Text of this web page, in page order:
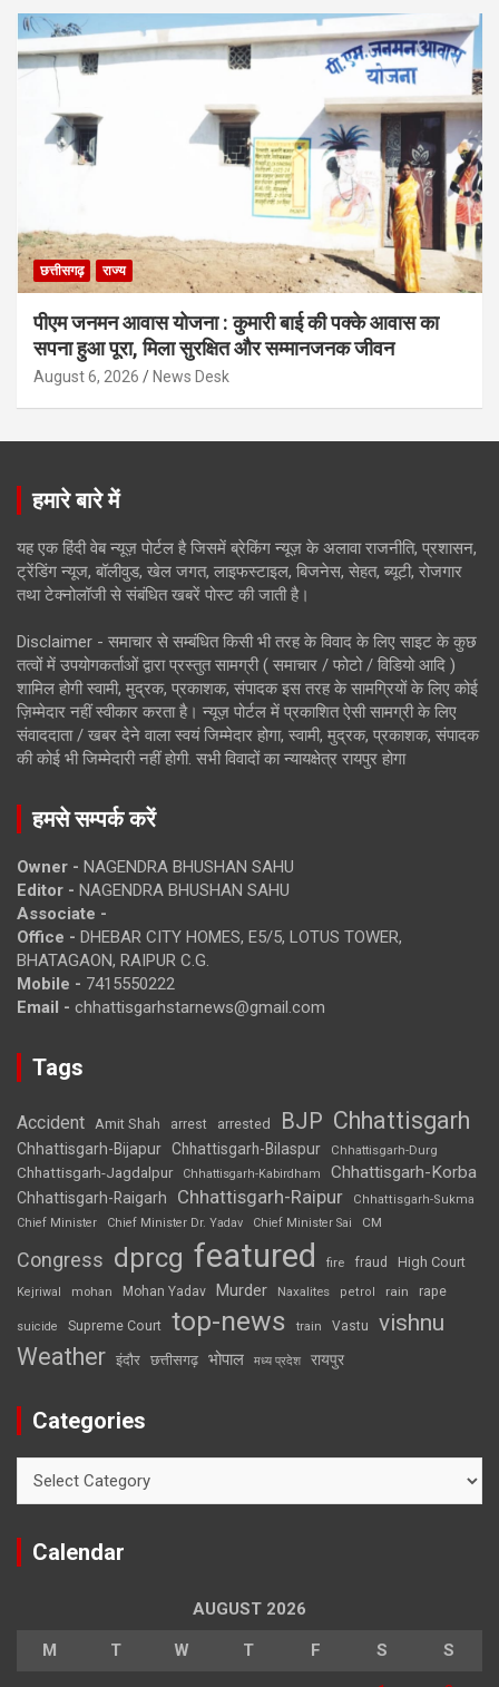
छत्तीसगढ़ राज्य
पीएम जनमन आवास योजना : कुमारी बाई की पक्के आवास का
सपना हुआ पूरा, मिला सुरक्षित और सम्मानजनक जीवन
August 6, 2026 News Desk
हमारे बारे में
यह एक हिंदी वेब न्यूज़ पोर्टल है जिसमें ब्रेकिंग न्यूज़ के अलावा राजनीति, प्रशासन,
ट्रेंडिंग न्यूज, बॉलीवुड, खेल जगत, लाइफस्टाइल, बिजनेस, सेहत, ब्यूटी, रोजगार
तथा टेक्नोलॉजी से संबंधित खबरें पोस्ट की जाती है।
Disclaimer - समाचार से सम्बंधित किसी भी तरह के विवाद के लिए साइट के कुछ
तत्वों में उपयोगकर्ताओं द्वारा प्रस्तुत सामग्री ( समाचार / फोटो / विडियो आदि )
शामिल होगी स्वामी, मुद्रक, प्रकाशक, संपादक इस तरह के सामग्रियों के लिए कोई
ज़िम्मेदार नहीं स्वीकार करता है। न्यूज़ पोर्टल में प्रकाशित ऐसी सामग्री के लिए
संवाददाता / खबर देने वाला स्वयं जिम्मेदार होगा, स्वामी, मुद्रक, प्रकाशक, संपादक
की कोई भी जिम्मेदारी नहीं होगी. सभी विवादों का न्यायक्षेत्र रायपुर होगा
हमसे सम्पर्क करें
Owner - NAGENDRA BHUSHAN SAHU
Editor - NAGENDRA BHUSHAN SAHU
Associate -
Office - DHEBAR CITY HOMES, E5/5, LOTUS TOWER,
BHATAGAON, RAIPUR C.G.
Mobile - 7415550222
Email - chhattisgarhstarnews@gmail.com
Tags
Accident Amit Shah arrest arrested BJP Chhattisgarh
Chhattisgarh-Bijapur Chhattisgarh-Bilaspur Chhattisgarh-Durg
Chhattisgarh-Jagdalpur Chhattisgarh-Kabirdham Chhattisgarh-Korba
Chhattisgarh-Raigarh Chhattisgarh-Raipur
Chhattisgarh-Sukma
Chief Minister
Chief Minister Dr. Yadav Chief Minister Sai CM
Congress dprcg featured fire fraud High Court
Kejriwal mohan Mohan Yadav Murder Naxalites petrol rain rape
suicide Supreme Court top-news train Vastu vishnu
Weather इंदौर छत्तीसगढ़ भोपाल मध्य प्रदेश रायपुर
Categories
Calendar
AUGUST 2026
M T W T F S S